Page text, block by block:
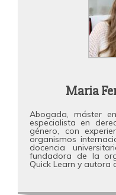
Maria
Abogada, máster
especialista en
género, con
organismos
docencia
fundadora de la
Quick Learn y autora